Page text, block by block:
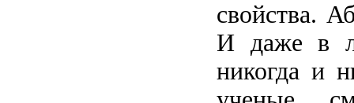
свойства.
И даже в
никогда и